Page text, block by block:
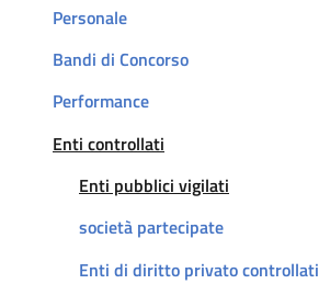
Personale
Bandi di Concorso
Performance
Enti controllati
Attivo
Enti pubblici vigilati
società partecipate
Enti di diritto privato controllati